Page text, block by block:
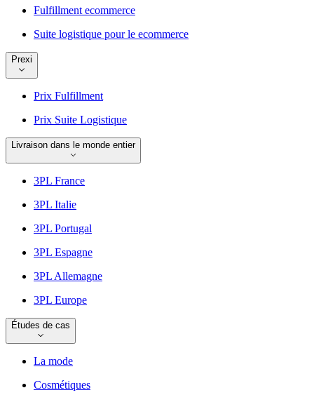
Fulfillment ecommerce
Suite logistique pour le ecommerce
Prexi
Prix Fulfillment
Prix Suite Logistique
Livraison dans le monde entier
3PL France
3PL Italie
3PL Portugal
3PL Espagne
3PL Allemagne
3PL Europe
Études de cas
La mode
Cosmétiques